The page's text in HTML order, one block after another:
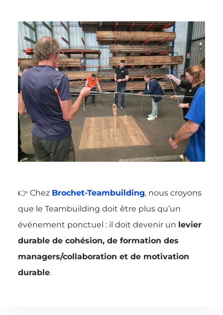
👉 Chez Brochet-Teambuilding, nous croyons
que le Teambuilding doit être plus qu’un
événement ponctuel : il doit devenir un levier
durable de cohésion, de formation des
managers/collaboration et de motivation
durable.